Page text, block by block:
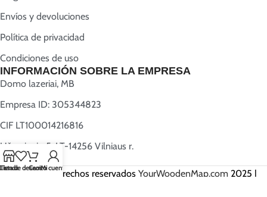
Envíos y devoluciones
Política de privacidad
Condiciones de uso
INFORMACIÓN SOBRE LA EMPRESA
Domo lazeriai, MB
Empresa ID: 305344823
CIF LT100014216816
Užugriovio 5, LT-14256 Vilniaus r.
Todos los derechos reservados YourWoodenMap.com 2025 |
Tienda
Lista de deseos
CarritoMi cuenta